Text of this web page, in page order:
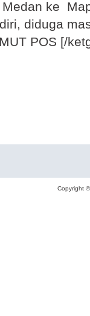
ke
diduga
POS [/
Copyright